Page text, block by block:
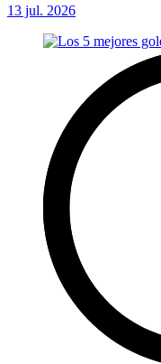
13 jul. 2026